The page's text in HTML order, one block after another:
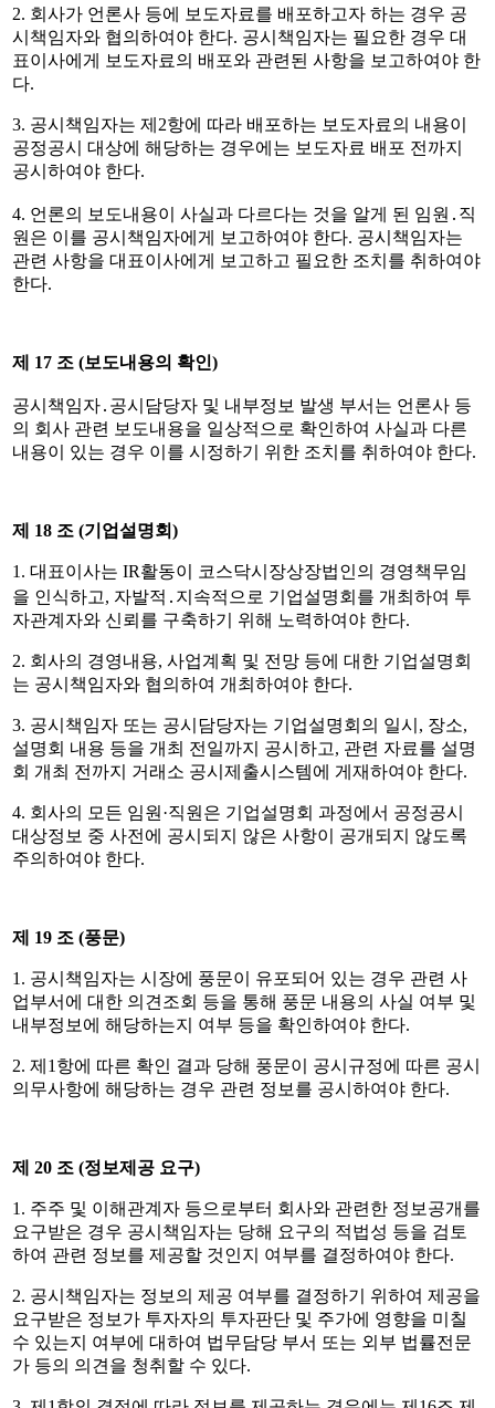
2. 회사가 언론사 등에 보도자료를 배포하고자 하는 경우 공
시책임자와 협의하여야 한다. 공시책임자는 필요한 경우 대
표이사에게 보도자료의 배포와 관련된 사항을 보고하여야 한
다.
3. 공시책임자는 제 2항에 따라 배포하는 보도자료의 내용이
공정공시 대상에 해당하는 경우에는 보도자료 배포 전까지
공시하여야 한다.
4. 언론의 보도내용이 사실과 다르다는 것을 알게 된 임원 ․ 직
원은 이를 공시책임자에게 보고하여야 한다. 공시책임자는
관련 사항을 대표이사에게 보고하고 필요한 조치를 취하여야
한다.
제 17 조 (보도내용의 확인)
공시책임자․ 공시담당자 및 내부정보 발생 부서는 언론사 등
의 회사 관련 보도내용을 일상적으로 확인하여 사실과 다른
내용이 있는 경우 이를 시정하기 위한 조치를 취하여야 한다.
제 18 조 (기업설명회)
1. 대표이사는 IR활동이 코스닥시장상장법인의 경영책무임
을 인식하고, 자발적 ․ 지속적으로 기업설명회를 개최하여 투
자관계자와 신뢰를 구축하기 위해 노력하여야 한다.
2. 회사의 경영내용, 사업계획 및 전망 등에 대한 기업설명회
는 공시책임자와 협의하여 개최하여야 한다.
3. 공시책임자 또는 공시담당자는 기업설명회의 일시 , 장소,
설명회 내용 등을 개최 전일까지 공시하고, 관련 자료를 설명
회 개최 전까지 거래소 공시제출시스템에 게재하여야 한다.
4. 회사의 모든 임원 ·직원은 기업설명회 과정에서 공정공시
대상정보 중 사전에 공시되지 않은 사항이 공개되지 않도록
주의하여야 한다.
제 19 조 (풍문)
1. 공시책임자는 시장에 풍문이 유포되어 있는 경우 관련 사
업부서에 대한 의견조회 등을 통해 풍문 내용의 사실 여부 및
내부정보에 해당하는지 여부 등을 확인하여야 한다.
2. 제 1 항에 따른 확인 결과 당해 풍문이 공시규정에 따른 공시
의무사항에 해당하는 경우 관련 정보를 공시하여야 한다.
제 20 조 (정보제공 요구)
1. 주주 및 이해관계자 등으로부터 회사와 관련한 정보공개를
요구받은 경우 공시책임자는 당해 요구의 적법성 등을 검토
하여 관련 정보를 제공할 것인지 여부를 결정하여야 한다.
2. 공시책임자는 정보의 제공 여부를 결정하기 위하여 제공을
요구받은 정보가 투자자의 투자판단 및 주가에 영향을 미칠
수 있는지 여부에 대하여 법무담당 부서 또는 외부 법률전문
가 등의 의견을 청취할 수 있다.